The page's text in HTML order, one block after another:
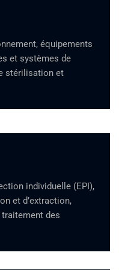
équipements
et systèmes de
stérilisation et
individuelle (EPI),
et d’extraction,
traitement des